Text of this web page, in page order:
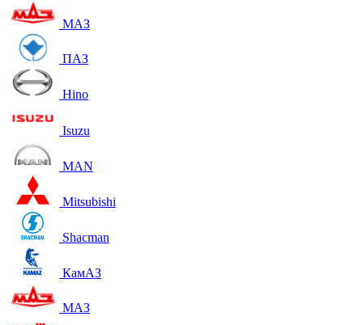
МАЗ
ПАЗ
Hino
Isuzu
MAN
Mitsubishi
Shacman
КамАЗ
МАЗ